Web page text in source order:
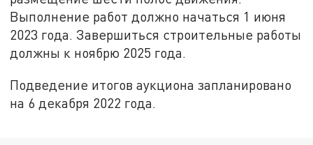
Выполнение работ должно начаться 1 июня
2023 года. Завершиться строительные работы
должны к ноябрю 2025 года.
Подведение итогов аукциона запланировано
на 6 декабря 2022 года.